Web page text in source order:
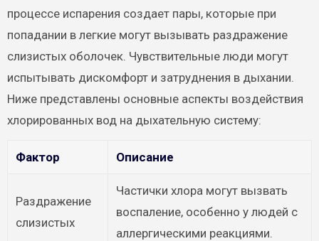
процессе испарения создает пары, которые при
попадании в легкие могут вызывать раздражение
слизистых оболочек. Чувствительные люди могут
испытывать дискомфорт и затруднения в дыхании.
Ниже представлены основные аспекты воздействия
хлорированных вод на дыхательную систему:
Фактор Описание
Раздражение
слизистых
Частички хлора могут вызвать
воспаление, особенно у людей с
аллергическими реакциями.